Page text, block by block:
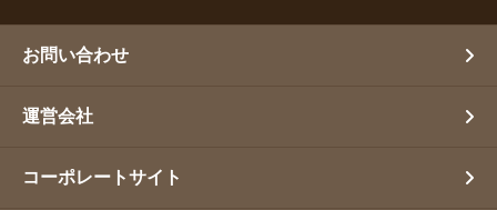
お問い合わせ
運営会社
コーポレートサイト